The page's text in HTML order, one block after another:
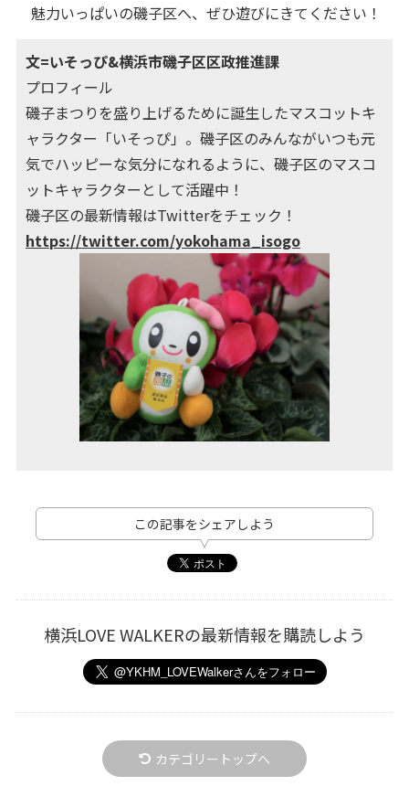
魅力いっぱいの磯子区へ、ぜひ遊びにきてください！
文=いそっぴ&横浜市磯子区区政推進課
プロフィール
磯子まつりを盛り上げるために誕生したマスコットキ
ャラクター「いそっぴ」。磯子区のみんながいつも元
気でハッピーな気分になれるように、磯子区のマスコ
ットキャラクターとして活躍中！
磯子区の最新情報はTwitterをチェック！
https://twitter.com/yokohama_isogo
この記事をシェアしよう
横浜LOVE WALKERの最新情報を購読しよう
カテゴリートップへ